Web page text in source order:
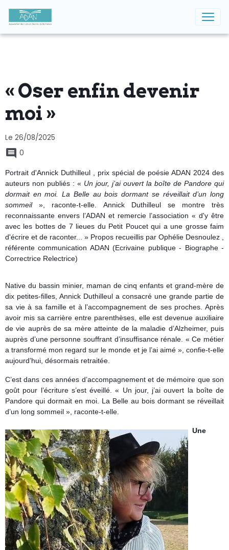
« Oser enfin devenir
moi »
Le 26/08/2025
0
Portrait d'Annick Duthilleul , prix spécial de poésie ADAN 2024 des
auteurs non publiés : « Un jour, j’ai ouvert la boîte de Pandore qui
dormait en moi. La Belle au bois dormant se réveillait d’un long
sommeil », raconte-t-elle. Annick Duthilleul se montre très
reconnaissante envers l’ADAN et remercie l’association « d'y être
avec les bottes de 7 lieues du Petit Poucet qui a une grosse faim
d'écrire et de raconter... » Propos recueillis par Ophélie Desnoulez ,
référente communication ADAN (Ecrivaine publique - Biographe -
Correctrice Relectrice)
Native du bassin minier, maman de cinq enfants et grand-mère de
dix petites-filles, Annick Duthilleul a consacré une grande partie de
sa vie à sa famille et à l’accompagnement de ses proches. Après
avoir mis sa carrière entre parenthèses, elle est devenue auxiliaire
de vie auprès de sa mère atteinte de la maladie d’Alzheimer, puis
auprès d’une personne souffrant d’insuffisance rénale. « Ce métier
a transformé mon regard sur le monde et je l’ai aimé », confie-t-elle
aujourd’hui, désormais retraitée.
C’est dans ces années d’accompagnement et de mémoire que son
goût pour l’écriture s’est éveillé. « Un jour, j’ai ouvert la boîte de
Pandore qui dormait en moi. La Belle au bois dormant se réveillait
d’un long sommeil », raconte-t-elle.
Une